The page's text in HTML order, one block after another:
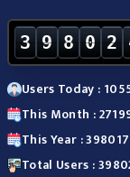
3 9 8 0 2
Users Today :
This Month :
This Year : 398017
Total Users :